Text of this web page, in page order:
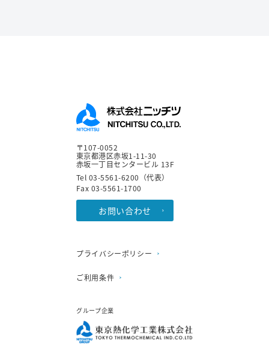
〒107-0052
東京都港区赤坂1-11-30
赤坂一丁目センタービル 13F
Tel 03-5561-6200（代表）
Fax 03-5561-1700
お問い合わせ
プライバシーポリシー
ご利用条件
グループ企業